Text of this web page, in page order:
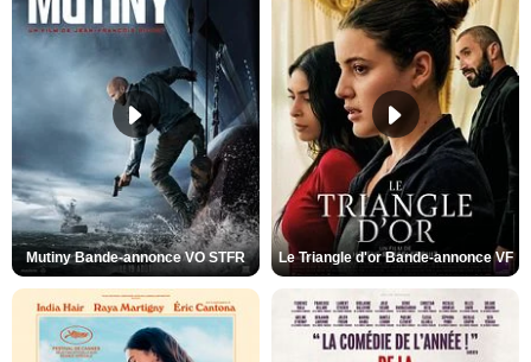
Mutiny Bande-annonce VO STFR Le Triangle d'or Bande-annonce VF